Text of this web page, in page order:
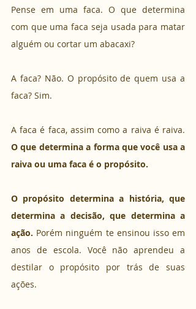
Pense em uma faca. O que determina
com que uma faca seja usada para matar
alguém ou cortar um abacaxi?
A faca? Não. O propósito de quem usa a
faca? Sim.
O que determina a forma que você usa a
raiva ou uma faca é o propósito.
O propósito determina a história, que
determina a decisão, que determina a
ação. Porém ninguém te ensinou isso em
anos de escola. Você não aprendeu a
destilar o propósito por trás de suas
ações.